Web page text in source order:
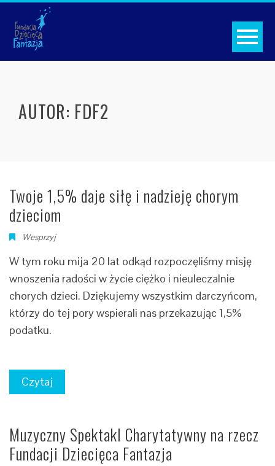
AUTOR: FDF2
Twoje 1,5% daje siłę i nadzieję chorym
dzieciom
Wesprzyj
W tym roku mija 20 lat odkąd rozpoczęliśmy misję
wnoszenia radości w życie ciężko i nieuleczalnie
chorych dzieci. Dziękujemy wszystkim darczyńcom,
którzy do tej pory wspierali nas przekazując 1,5%
podatku.
Czytaj
Muzyczny Spektakl Charytatywny na rzecz
Fundacji Dziecięca Fantazja